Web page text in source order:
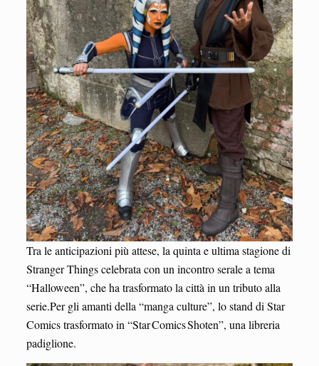
Tra le anticipazioni più attese, la quinta e ultima stagione di
Stranger Things celebrata con un incontro serale a tema
“Halloween”, che ha trasformato la città in un tributo alla
serie.Per gli amanti della “manga culture”, lo stand di Star
Comics trasformato in “Star Comics Shoten”, una libreria
padiglione.